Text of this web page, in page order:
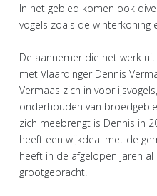
In het gebied komen ook
vogels zoals de winterkoning
De aannemer die het werk
met Vlaardinger Dennis
Vermaas zich in voor
onderhouden van
zich meebrengt is Dennis in
heeft een wijkdeal met de
heeft in de afgelopen jaren
grootgebracht.